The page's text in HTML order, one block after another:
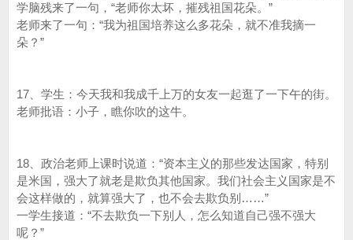
学脑残来了一句，“老师你太坏，摧残祖国花朵。”
老师来了一句：“我为祖国培养这么多花朵，就不准我摘一
朵？”
17、学生：今天我和我成千上万的女友一起逛了一下午的街。
老师批语：小子，瞧你吹的这牛。
18、政治老师上课时说道：“资本主义的那些发达国家，特别
是米国，强大了就老是欺负其他国家。我们社会主义国家是不
会这样做的，就算强大了，也不会去欺负别……”
一学生接道：“不去欺负一下别人，怎么知道自己强不强大
呢？”